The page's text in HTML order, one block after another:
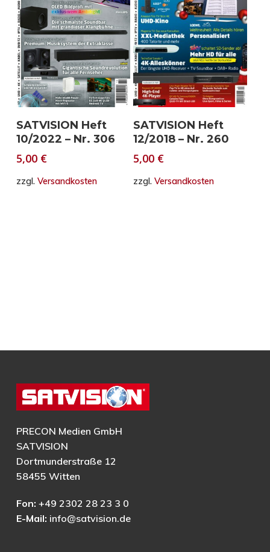
In den Warenkorb
SATVISION Heft
10/2022 – Nr. 306
5,00 €
zzgl. Versandkosten
In den Warenkorb
SATVISION Heft
12/2018 – Nr. 260
5,00 €
zzgl.Versandkosten
PRECON Medien GmbH
SATVISION
Dortmunderstraße 12
58455 Witten
Fon: +49 2302 28 23 3 0
E-Mail: info@satvision.de